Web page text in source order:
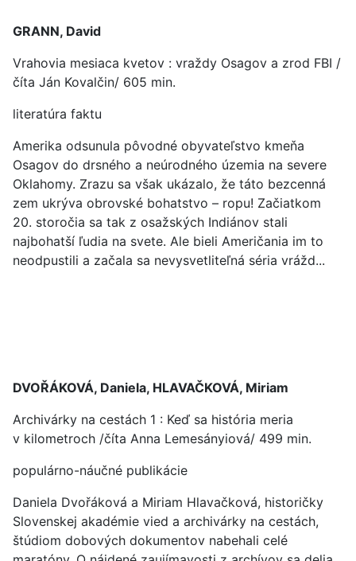
GRANN, David
Vrahovia mesiaca kvetov : vraždy Osagov a zrod FBI /
číta Ján Kovalčin/ 605 min.
literatúra faktu
Amerika odsunula pôvodné obyvateľstvo kmeňa
Osagov do drsného a neúrodného územia na severe
Oklahomy. Zrazu sa však ukázalo, že táto bezcenná
zem ukrýva obrovské bohatstvo – ropu! Začiatkom
20. storočia sa tak z osažských Indiánov stali
najbohatší ľudia na svete. Ale bieli Američania im to
neodpustili a začala sa nevysvetliteľná séria vrážd...
DVOŘÁKOVÁ, Daniela, HLAVAČKOVÁ, Miriam
Archivárky na cestách 1 : Keď sa história meria
v kilometroch /číta Anna Lemesányiová/ 499 min.
populárno-náučné publikácie
Daniela Dvořáková a Miriam Hlavačková, historičky
Slovenskej akadémie vied a archivárky na cestách,
štúdiom dobových dokumentov nabehali celé